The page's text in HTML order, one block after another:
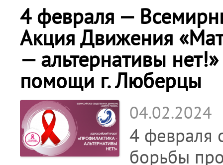
4 февраля —
Акция Движения
— альтернативы
помощи г. Люберцы
04.02.2024
4 февраля
борьбы